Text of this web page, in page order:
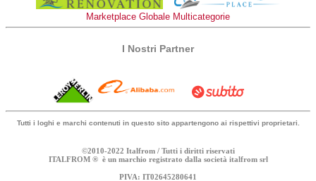
Marketplace Globale Multicategorie
I Nostri Partner
Tutti i loghi e marchi contenuti in questo sito appartengono ai rispettivi proprietari.
©2010-2022 Italfrom / Tutti i diritti riservati
ITALFROM ® è un marchio registrato dalla società italfrom srl
PIVA: IT02645280641